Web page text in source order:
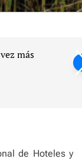
w
c
e
e
más
de Hoteles y